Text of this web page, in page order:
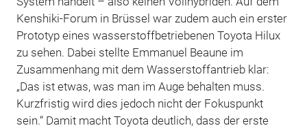
Kenshiki-Forum in Brüssel war zudem auch ein erster
Prototyp eines wasserstoffbetriebenen Toyota Hilux
zu sehen. Dabei stellte Emmanuel Beaune im
Zusammenhang mit dem Wasserstoffantrieb klar:
„Das ist etwas, was man im Auge behalten muss.
Kurzfristig wird dies jedoch nicht der Fokuspunkt
sein.“ Damit macht Toyota deutlich, dass der erste